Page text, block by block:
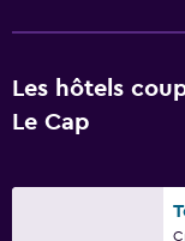
Balcon
Restaurants
Livraison de courses
Les hôtels
Le Cap